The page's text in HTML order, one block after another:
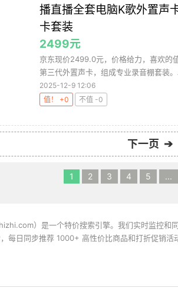
播直播全套电脑K歌外置声
卡套装
2499元
京东现价2499.0元，价格给力，喜欢的
第三代外置声卡，组成专业录音棚套装
2025-12-9 12:06
值！ +0
不值 -0
下一页 ➔
1 2 3 4 5 ...
）是一个特价搜索引擎。我们实时监控和
每日同步推荐 1000+ 高性价比商品和打折促销